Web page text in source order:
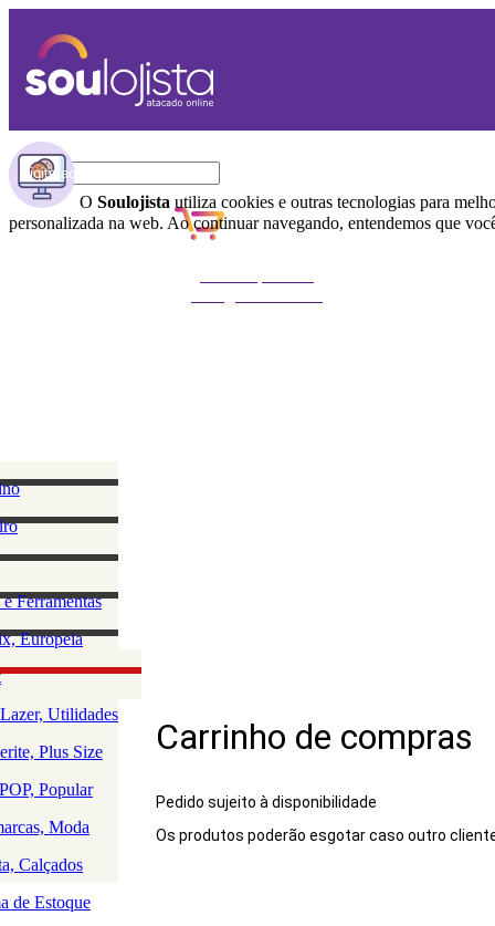
O Soulojista utiliza cookies e outras tecnologias para
personalizada na web. Ao continuar navegando, entendemos que
Acessórios
Masculino
e
Ferramentas
da Casa
Saúde
Europeia
Lingerie
Utilidades
Plus Size
Popular
Moda
Calçados
de Estoque
Carrinho de compras
Pedido sujeito à disponibilidade
Os produtos poderão esgotar caso outro
Produto